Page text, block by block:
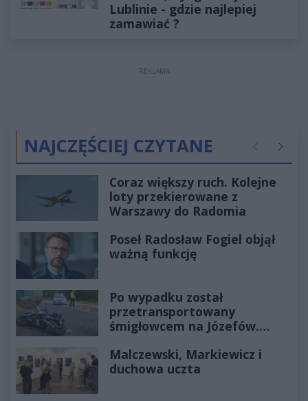
Lublinie - gdzie najlepiej
zamawiać ?
REKLAMA
NAJCZĘŚCIEJ CZYTANE Poprzednie
Coraz większy ruch. Kolejne
loty przekierowane z
Warszawy do Radomia
Poseł Radosław Fogiel objął
ważną funkcję
Po wypadku został
przetransportowany
śmigłowcem na Józefów.
Malczewski, Markiewicz i
duchowa uczta